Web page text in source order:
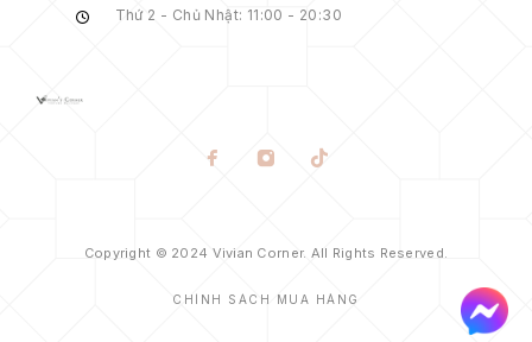
Thứ 2 - Chủ Nhật: 11:00 - 20:30
Copyright © 2024 Vivian Corner. All Rights Reserved.
CHÍNH SÁCH MUA HÀNG